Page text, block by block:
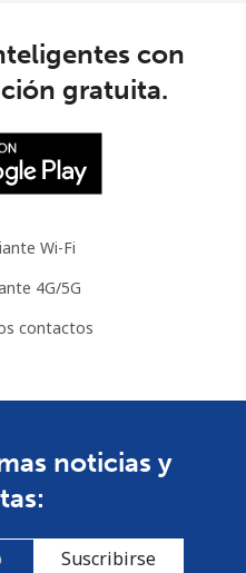
con
gratuita.
Wi-Fi
4G/5G
contactos
noticias y
Suscribirse